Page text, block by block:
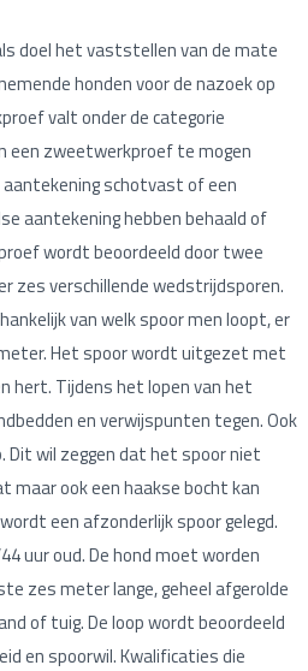
doel het vaststellen van de mate
honden voor de nazoek op
valt onder de categorie
een zweetwerkproef te mogen
schotvast of een
aantekening hebben behaald of
wordt beoordeeld door twee
zes verschillende wedstrijdsporen.
van welk spoor men loopt, er
Het spoor wordt uitgezet met
hert. Tijdens het lopen van het
en verwijspunten tegen. Ook
Dit wil zeggen dat het spoor niet
maar ook een haakse bocht kan
een afzonderlijk spoor gelegd.
uur oud. De hond moet worden
zes meter lange, geheel afgerolde
of tuig. De loop wordt beoordeeld
en spoorwil. Kwalificaties die